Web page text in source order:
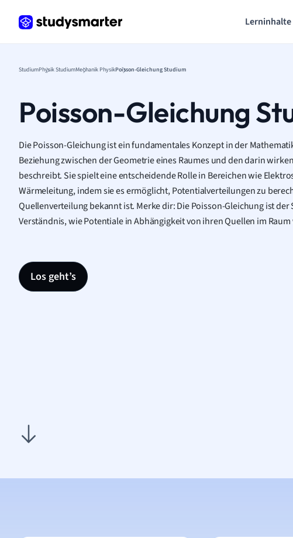
StudiumPhysik StudiumMechanik PhysikPoisson-Gleichung Studium
Poisson-Gleichung
Die Poisson-Gleichung ist ein fundamentales Konzept in der
Beziehung zwischen der Geometrie eines Raumes und den darin
beschreibt. Sie spielt eine entscheidende Rolle in Bereichen wie
Wärmeleitung, indem sie es ermöglicht, Potentialverteilungen zu
Quellenverteilung bekannt ist. Merke dir: Die Poisson-Gleichung ist der
Verständnis, wie Potentiale in Abhängigkeit von ihren Quellen im
Los geht’s